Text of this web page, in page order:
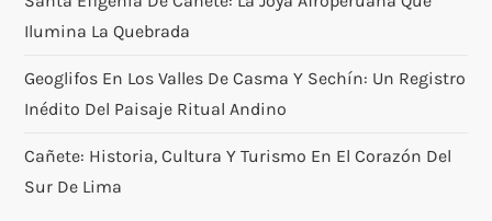
Ilumina La Quebrada
Geoglifos En Los Valles De Casma Y Sechín: Un Registro
Inédito Del Paisaje Ritual Andino
Cañete: Historia, Cultura Y Turismo En El Corazón Del
Sur De Lima